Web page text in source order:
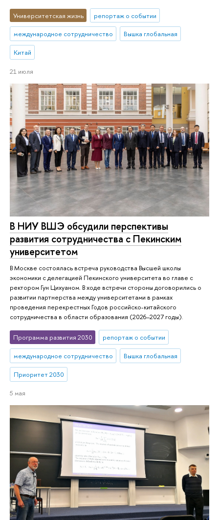
Университетская жизнь репортаж о событии
международное сотрудничество Вышка глобальная
Китай
21 июля
В НИУ ВШЭ обсудили перспективы
развития сотрудничества с Пекинским
университетом
В Москве состоялась встреча руководства Высшей школы
экономики с делегацией Пекинского университета во главе с
ректором Гун Цихуаном. В ходе встречи стороны договорились о
развитии партнерства между университетами в рамках
проведения перекрестных Годов российско-китайского
сотрудничества в области образования (2026–2027 годы).
Программа развития 2030 репортаж о событии
международное сотрудничество Вышка глобальная
Приоритет 2030
5 мая